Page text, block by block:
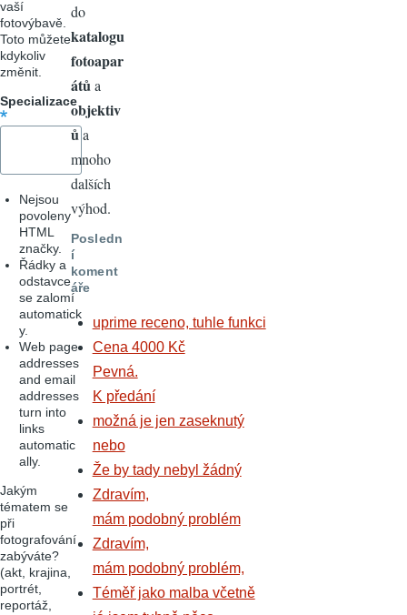
vaší
fotovýbavě.
Toto můžete
kdykoliv
změnit.
Specializace
Nejsou
povoleny
HTML
značky.
Řádky a
odstavce
se zalomí
automatick
y.
Web page
addresses
and email
addresses
turn into
links
automatic
ally.
Jakým
tématem se
při
fotografování
zabýváte?
(akt, krajina,
portrét,
reportáž,
do
katalogu
fotoapar
átů a
objektiv
ůa
mnoho
dalších
výhod.
Posledn
í
koment
áře
uprime receno, tuhle funkci
Cena 4000 Kč
Pevná.
K předání
možná je jen zaseknutý
nebo
Že by tady nebyl žádný
Zdravím,
mám podobný problém
Zdravím,
mám podobný problém,
Téměř jako malba včetně